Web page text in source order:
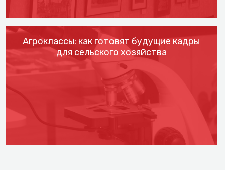
Агроклассы: как готовят будущие кадры
для сельского хозяйства